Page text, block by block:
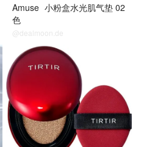
Amuse 小粉盒水光肌气垫 02
色
@dealmoon.de